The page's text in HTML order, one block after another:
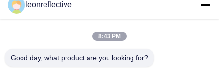
Nasz adres
2 piętro, budynek D2, Huayi Science and Technology Park,
leonreflective
8:43 PM
Good day, what product are you looking for?